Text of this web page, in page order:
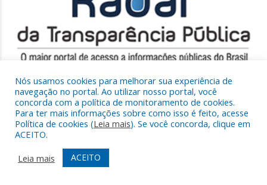
PREFEITURA DE SENADOR JOSÉ PORFÍRIO
Nós usamos cookies para melhorar sua experiência de
navegação no portal. Ao utilizar nosso portal, você
concorda com a política de monitoramento de cookies.
Para ter mais informações sobre como isso é feito, acesse
Política de cookies (Leia mais). Se você concorda, clique em
ACEITO.
Leia mais
ACEITO